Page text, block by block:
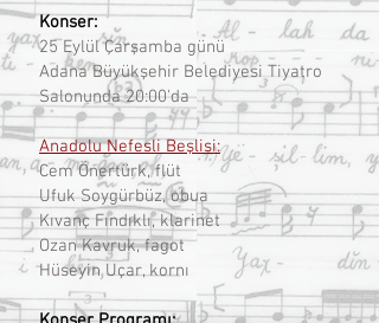
Konser:
25 Eylül Çarşamba günü
Adana Büyükşehir Belediyesi Tiyatro
Salonunda 20:00'da
Anadolu Nefesli Beşlisi:
Cem Önertürk, flüt
Ufuk Soygürbüz, obua
Kıvanç Fındıklı, klarinet
Ozan Kavruk, fagot
Hüseyin Uçar, kornı